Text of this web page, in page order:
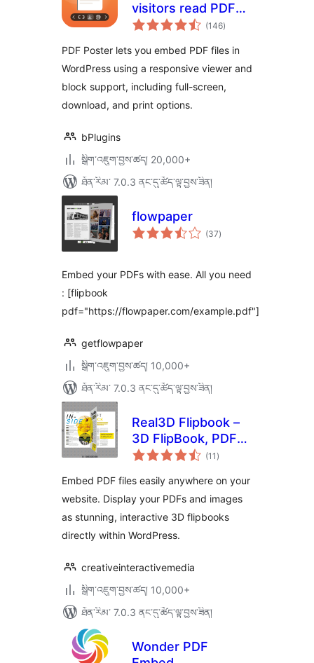
visitors read PDFs
without leaving the
(146གདེང་
འཇོག་
ཚང་།
)
PDF Poster lets you embed PDF files in
WordPress using a responsive viewer and
block support, including full-screen,
download, and print options.
bPlugins
སྒྲིག་འཇུག་བྱས་ཚད། 20,000+
ཐོན་རིམ་ 7.0.3 ནང་དུ་ཚོད་ལྟ་བྱས་ཟིན།
flowpaper
(37གདེང་
འཇོག་
)
Embed your PDFs with ease. All you need
: [flipbook
pdf="https://flowpaper.com/example.pdf"]
getflowpaper
སྒྲིག་འཇུག་བྱས་ཚད། 10,000+
ཐོན་རིམ་ 7.0.3 ནང་དུ་ཚོད་ལྟ་བྱས་ཟིན།
Real3D Flipbook –
3D FlipBook, PDF
FlipBook, PDF
Embedder
(11 གདེང་
འཇོག་
ཚང་།
)
Embed PDF files easily anywhere on your
website. Display your PDFs and images
as stunning, interactive 3D flipbooks
directly within WordPress.
creativeinteractivemedia
སྒྲིག་འཇུག་བྱས་ཚད། 10,000+
ཐོན་རིམ་ 7.0.3 ནང་དུ་ཚོད་ལྟ་བྱས་ཟིན།
Wonder PDF